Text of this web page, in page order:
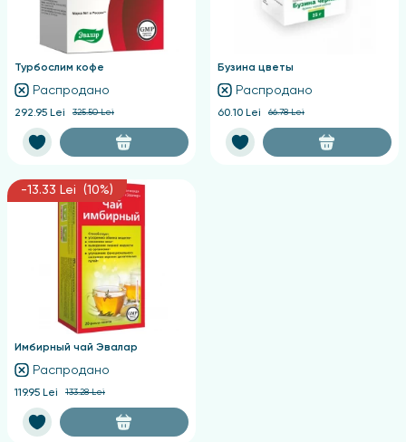
Турбослим кофе
Распродано
292.95 Lei 325.50 Lei
Бузина цветы
Распродано
60.10 Lei 66.78 Lei
-13.33 Lei (10%)
Имбирный чай Эвалар
Распродано
119.95 Lei 133.28 Lei